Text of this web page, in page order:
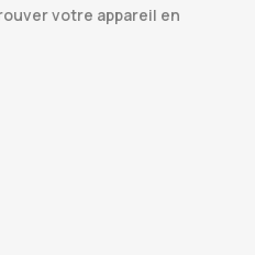
votre appareil en